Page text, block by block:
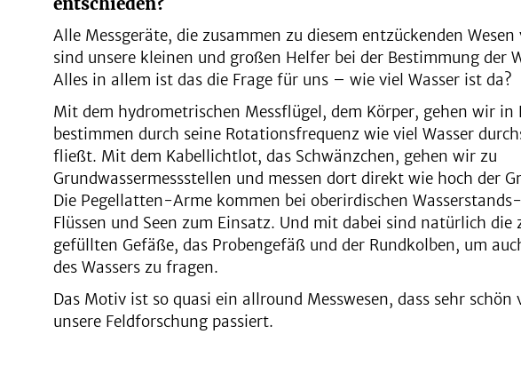
Alle Messgeräte, die zusammen zu diesem entzückenden
sind unsere kleinen und großen Helfer bei der Bestimmung der
Alles in allem ist das die Frage für uns – wie viel Wasser ist da?
Mit dem hydrometrischen Messflügel, dem Körper, gehen wir in
bestimmen durch seine Rotationsfrequenz wie viel Wasser
fließt. Mit dem Kabellichtlot, das Schwänzchen, gehen wir zu
Grundwassermessstellen und messen dort direkt wie hoch der
Die Pegellatten-Arme kommen bei oberirdischen
Flüssen und Seen zum Einsatz. Und mit dabei sind natürlich die
gefüllten Gefäße, das Probengefäß und der Rundkolben, um
des Wassers zu fragen.
Das Motiv ist so quasi ein allround Messwesen, dass sehr
unsere Feldforschung passiert.